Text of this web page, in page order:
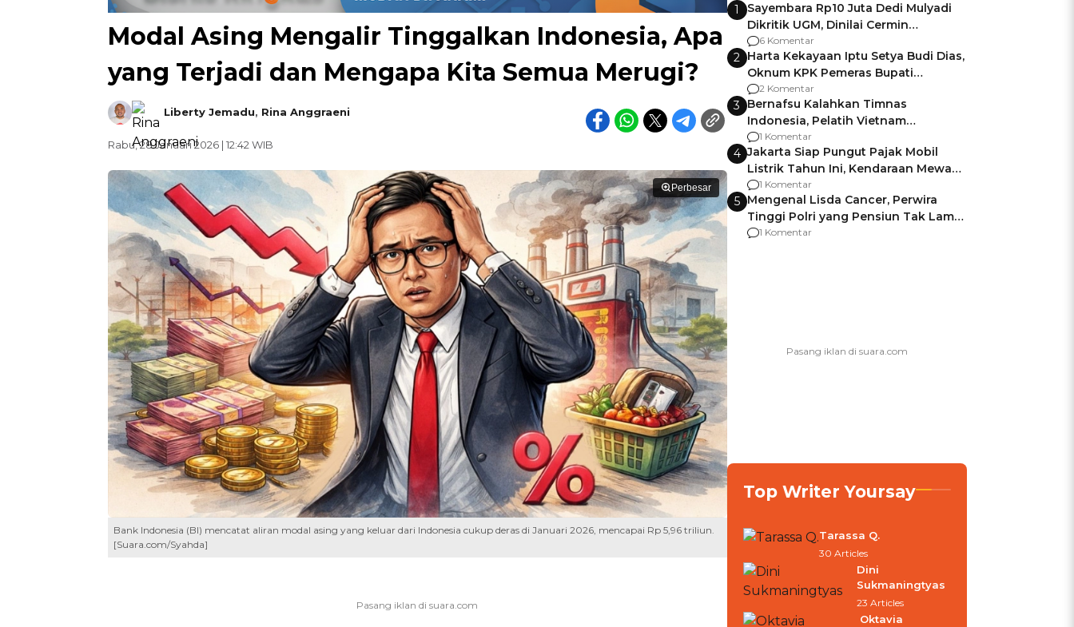
Modal Asing Mengalir Tinggalkan Indonesia, Apa
yang Terjadi dan Mengapa Kita Semua Merugi?
Liberty Jemadu, Rina Anggraeni
Rabu, 28 Januari 2026 | 12:42 WIB
Perbesar
Bank Indonesia (BI) mencatat aliran modal asing yang keluar dari Indonesia cukup deras di Januari 2026, mencapai Rp 5,96 triliun.
[Suara.com/Syahda]
1
Sayembara Rp10 Juta Dedi Mulyadi
Dikritik UGM, Dinilai Cermin
Gagalnya Negara Jamin Keamanan
6 Komentar
2 Harta Kekayaan Iptu Setya Budi Dias,
Oknum KPK Pemeras Bupati
Pemalang
2 Komentar
3 Bernafsu Kalahkan Timnas
Indonesia, Pelatih Vietnam
Berencana Pakai Jimat di Pakansari
1 Komentar
4 Jakarta Siap Pungut Pajak Mobil
Listrik Tahun Ini, Kendaraan Mewah
Kena hingga 75% PKB
1 Komentar
5 Mengenal Lisda Cancer, Perwira
Tinggi Polri yang Pensiun Tak Lama
Usai Jadi Brigjen
1 Komentar
Top Writer Yoursay
Tarassa Q.
30 Articles
Dini
Sukmaningtyas
23 Articles
Oktavia